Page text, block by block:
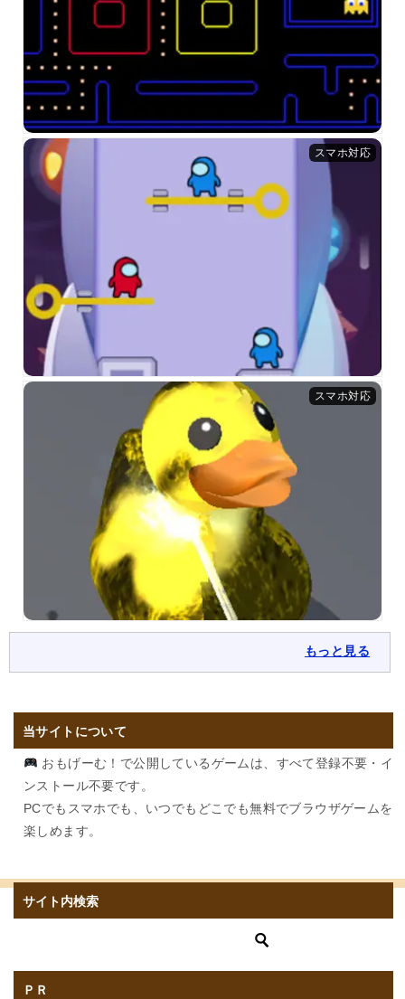
もっと見る
当サイトについて
おもげーむ！で公開しているゲームは、すべて登録不要・イ
ンストール不要です。
PCでもスマホでも、いつでもどこでも無料でブラウザゲームを
楽しめます。
サイト内検索
ＰＲ